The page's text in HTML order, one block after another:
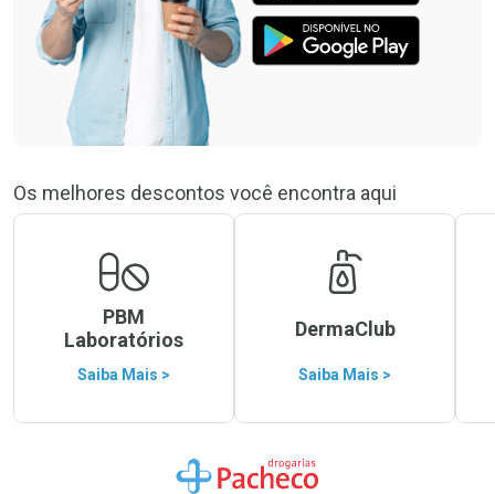
Os melhores descontos você encontra aqui
PBM
Laboratórios
Saiba Mais >
DermaClub
Saiba Mais >
Ir para a Home